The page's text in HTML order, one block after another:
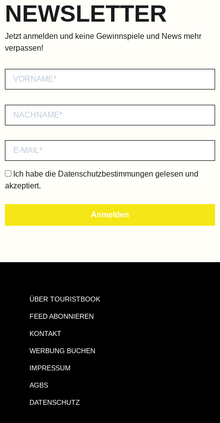
NEWSLETTER
Jetzt anmelden und keine Gewinnspiele und News mehr
verpassen!
Ich habe die Datenschutzbestimmungen gelesen und
akzeptiert.
ÜBER TOURISTBOOK
FEED ABONNIEREN
KONTAKT
WERBUNG BUCHEN
IMPRESSUM
AGBS
DATENSCHUTZ